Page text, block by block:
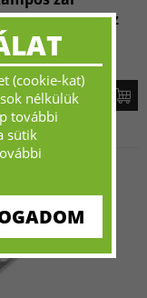
tolóajtókhoz
- tól
(cookie-kat)
nélkülük
további
sütik